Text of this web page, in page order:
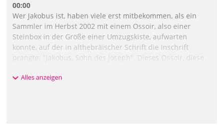
00:00
Wer Jakobus ist, haben viele erst mitbekommen, als ein
Sammler im Herbst 2002 mit einem Ossoir, also einer
Steinbox in der Größe einer Umzugskiste, aufwarten
konnte, auf der in althebräischer Schrift die Inschrift
prangte: "Jakobus, Sohn des Joseph". Dieses Ossoir, diese
verdächtig, aber die Inschrift war so gut, dass zunächst
Alles anzeigen